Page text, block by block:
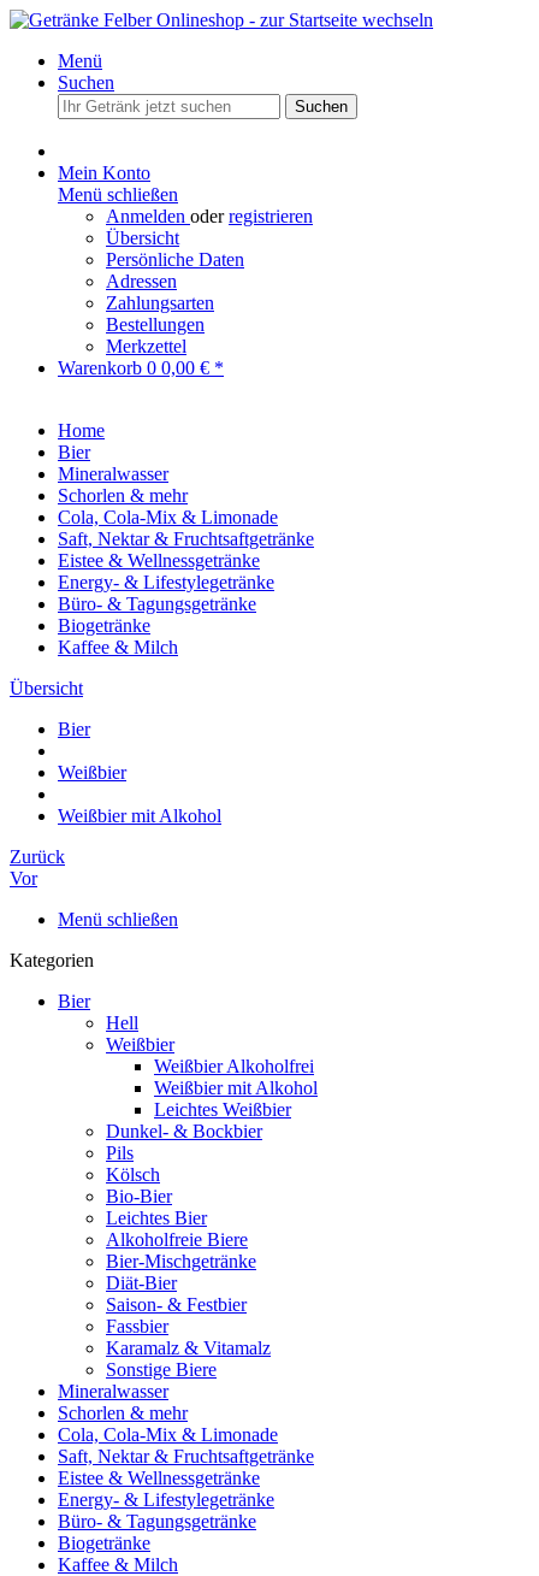
Menü
Suchen
Suchen
Mein Konto
Menü schließen
Anmelden oderregistrieren
Übersicht
Persönliche Daten
Adressen
Zahlungsarten
Bestellungen
Merkzettel
Warenkorb 0 0,00 € *
Home
Bier
Mineralwasser
Schorlen & mehr
Cola, Cola-Mix & Limonade
Saft, Nektar & Fruchtsaftgetränke
Eistee & Wellnessgetränke
Energy- & Lifestylegetränke
Büro- & Tagungsgetränke
Biogetränke
Kaffee & Milch
Übersicht
Bier
Weißbier
Weißbier mit Alkohol
Zurück
Vor
Menü schließen
Kategorien
Bier
Hell
Weißbier
Weißbier Alkoholfrei
Weißbier mit Alkohol
Leichtes Weißbier
Dunkel- & Bockbier
Pils
Kölsch
Bio-Bier
Leichtes Bier
Alkoholfreie Biere
Bier-Mischgetränke
Diät-Bier
Saison- & Festbier
Fassbier
Karamalz & Vitamalz
Sonstige Biere
Mineralwasser
Schorlen & mehr
Cola, Cola-Mix & Limonade
Saft, Nektar & Fruchtsaftgetränke
Eistee & Wellnessgetränke
Energy- & Lifestylegetränke
Büro- & Tagungsgetränke
Biogetränke
Kaffee & Milch